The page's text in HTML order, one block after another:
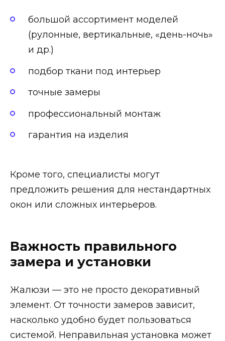
большой ассортимент моделей
(рулонные, вертикальные, «день-ночь»
и др.)
подбор ткани под интерьер
точные замеры
профессиональный монтаж
гарантия на изделия
Кроме того, специалисты могут
предложить решения для нестандартных
окон или сложных интерьеров.
Важность правильного
замера и установки
Жалюзи — это не просто декоративный
элемент. От точности замеров зависит,
насколько удобно будет пользоваться
системой. Неправильная установка может